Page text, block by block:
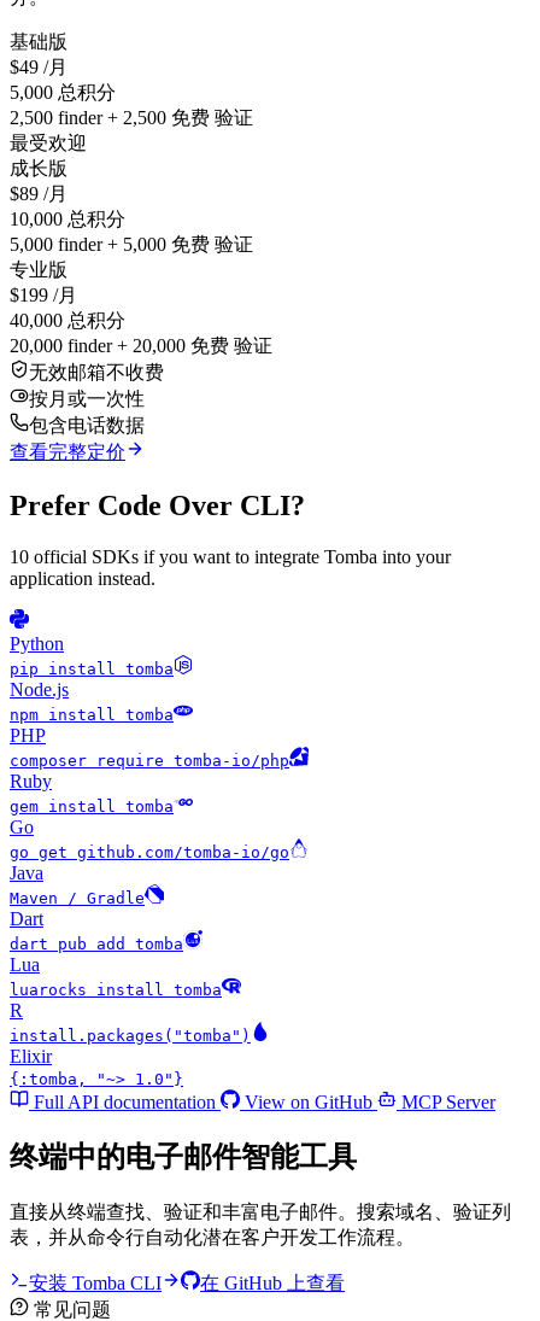
基础版
$49 /月
5,000 总积分
2,500 finder + 2,500 免费 验证
最受欢迎
成长版
$89 /月
10,000 总积分
5,000 finder + 5,000 免费 验证
专业版
$199 /月
40,000 总积分
20,000 finder + 20,000 免费 验证
无效邮箱不收费
按月或一次性
包含电话数据
查看完整定价
Prefer Code Over CLI?
10 official SDKs if you want to integrate Tomba into your
application instead.
Python
pip install tomba
Node.js
npm install tomba
PHP
composer require tomba-io/php
Ruby
gem install tomba
Go
go get github.com/tomba-io/go
Java
Maven / Gradle
Dart
dart pub add tomba
Lua
luarocks install tomba
R
install.packages("tomba")
Elixir
{:tomba, "~> 1.0"}
Full API documentation View on GitHub MCP Server
终端中的电子邮件智能工具
直接从终端查找、验证和丰富电子邮件。搜索域名、验证列
表，并从命令行自动化潜在客户开发工作流程。
安装 Tomba CLI
在 GitHub 上查看
常见问题